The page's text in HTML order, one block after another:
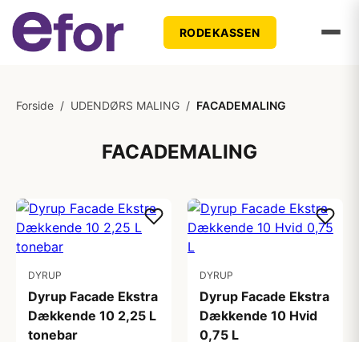
RODEKASSEN
Forside / UDENDØRS MALING / FACADEMALING
FACADEMALING
DYRUP
Dyrup Facade Ekstra
Dækkende 10 2,25 L
tonebar
DYRUP
Dyrup Facade Ekstra
Dækkende 10 Hvid
0,75 L